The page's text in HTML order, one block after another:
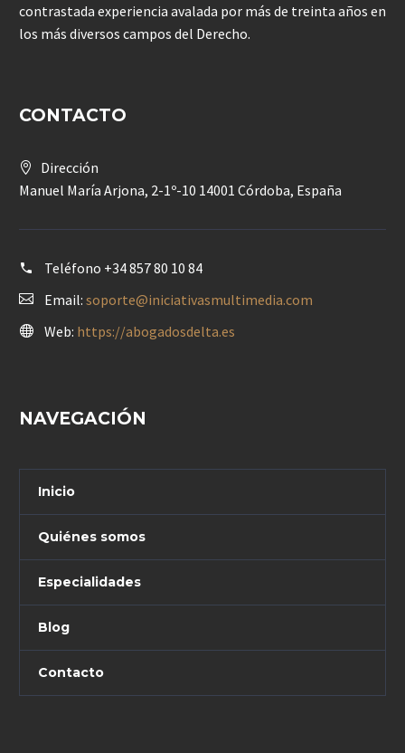
contrastada experiencia avalada por más de treinta años en
los más diversos campos del Derecho.
CONTACTO
Dirección
Manuel María Arjona, 2-1º-10 14001 Córdoba, España
Teléfono +34 857 80 10 84
Email: soporte@iniciativasmultimedia.com
Web: https://abogadosdelta.es
NAVEGACIÓN
Inicio
Quiénes somos
Especialidades
Blog
Contacto